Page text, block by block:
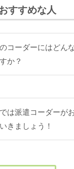
すすめな人
コーダーにはどん
か？
は派遣コーダーが
きましょう！